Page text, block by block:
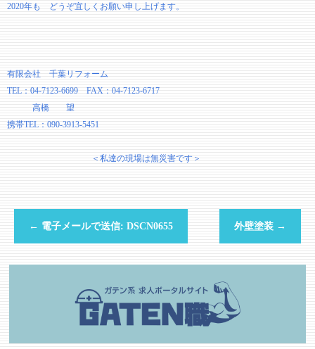
2020年も どうぞ宜しくお願い申し上げます。
有限会社 千葉リフォーム
TEL：04-7123-6699 FAX：04-7123-6717
高橋 望
携帯TEL：090-3913-5451
＜私達の現場は無災害です＞
← 電子メールで送信: DSCN0655 外壁塗装 →